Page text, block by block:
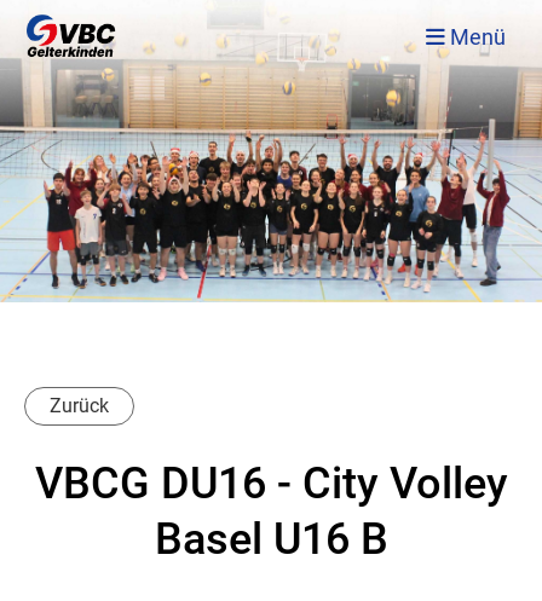
Menü
Zurück
VBCG DU16 - City Volley
Basel U16 B